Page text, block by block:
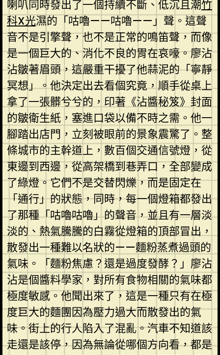
喇叭同時發出了一個持續不斷、低沉且潮竹
科X光濕的「咕嚕——咕嚕——」聲。這聲
音不是引擎聲，也不是正常的鳴笛聲，而像
是一個巨大的、消化不良的胃在哀嚎。廖沾
沾皺著眉頭，這嚴重干擾了他蒜泥的「寧靜
冥想」。他決定出去看個究竟，順手從桌上
拿了一張髒兮兮的，印著《沾醬秘笈》封面
的皺衛生紙，塞進口袋以備不時之需。他一
腳踏出店門，立刻被眼前的景象震驚了。整
條城市的主幹道上，數百個交通信號燈，從
東邊到西邊，從高架橋到巷弄口，全部變成
了綠燈。它們不是交替閃爍，而是固定在
「通行」的狀態，同時，每一個燈箱都發出
了那種「咕嚕咕嚕」的聲音，並且有一層淡
淡的、熱氣騰騰的白霧從燈箱的頂部冒出，
散發出一種難以名狀的——麵粉蒸煮過頭的
氣味。「麵粉焦慮？還是過度發酵？」廖沾
沾是個醬料學家，對所有食物相關的氣味都
極度敏感。他聞出來了，這是一種只有在極
度巨大的麵團因為壓力過大而散發出的氣
味。街上的行人陷入了混亂。汽車不知道該
走還是該停，因為無論從哪個方向看，都是